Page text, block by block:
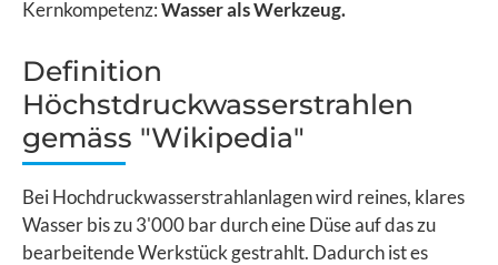
Kernkompetenz:Wasser als Werkzeug.
Definition
Höchstdruckwasserstrahlen
gemäss "Wikipedia"
Bei Hochdruckwasserstrahlanlagen wird reines, klares
Wasser bis zu 3'000 bar durch eine Düse auf das zu
bearbeitende Werkstück gestrahlt. Dadurch ist es